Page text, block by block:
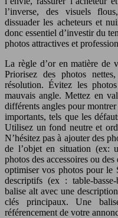
l’inverse, des visuels
dissuader les acheteurs et
donc essentiel d’investir du
photos attractives et
La règle d’or en matière de
Priorisez des photos
résolution. Évitez les
mauvais angle. Mettez en
différents angles pour
importants, tels que les
Utilisez un fond neutre et
N’hésitez pas à ajouter des
de l’objet en situation (ex:
photos des accessoires ou
optimiser vos photos pour le
descriptifs (ex : table-
balise alt avec une
clés principaux. Une
référencement de votre